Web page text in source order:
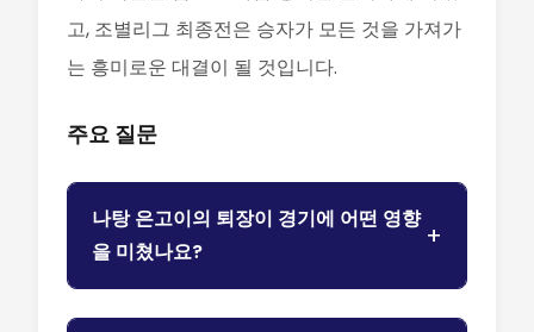
고, 조별리그 최종전은 승자가 모든 것을 가져가
는 흥미로운 대결이 될 것입니다.
주요 질문
나탕 은고이의 퇴장이 경기에 어떤 영향
을 미쳤나요?